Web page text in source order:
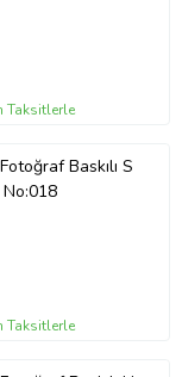
Taksitlerle
Baskılı S
Taksitlerle